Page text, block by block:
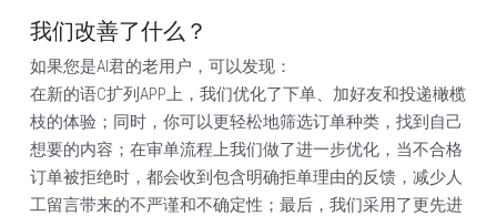
我们改善了什么？
如果您是AI君的老用户，可以发现：
在新的语C扩列APP上，我们优化了下单、加好友和投递橄榄
枝的体验；同时，你可以更轻松地筛选订单种类，找到自己
想要的内容；在审单流程上我们做了进一步优化，当不合格
订单被拒绝时，都会收到包含明确拒单理由的反馈，减少人
工留言带来的不严谨和不确定性；最后，我们采用了更先进